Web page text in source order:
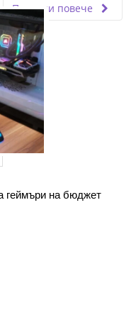
Прочети повече
геймъри на бюджет